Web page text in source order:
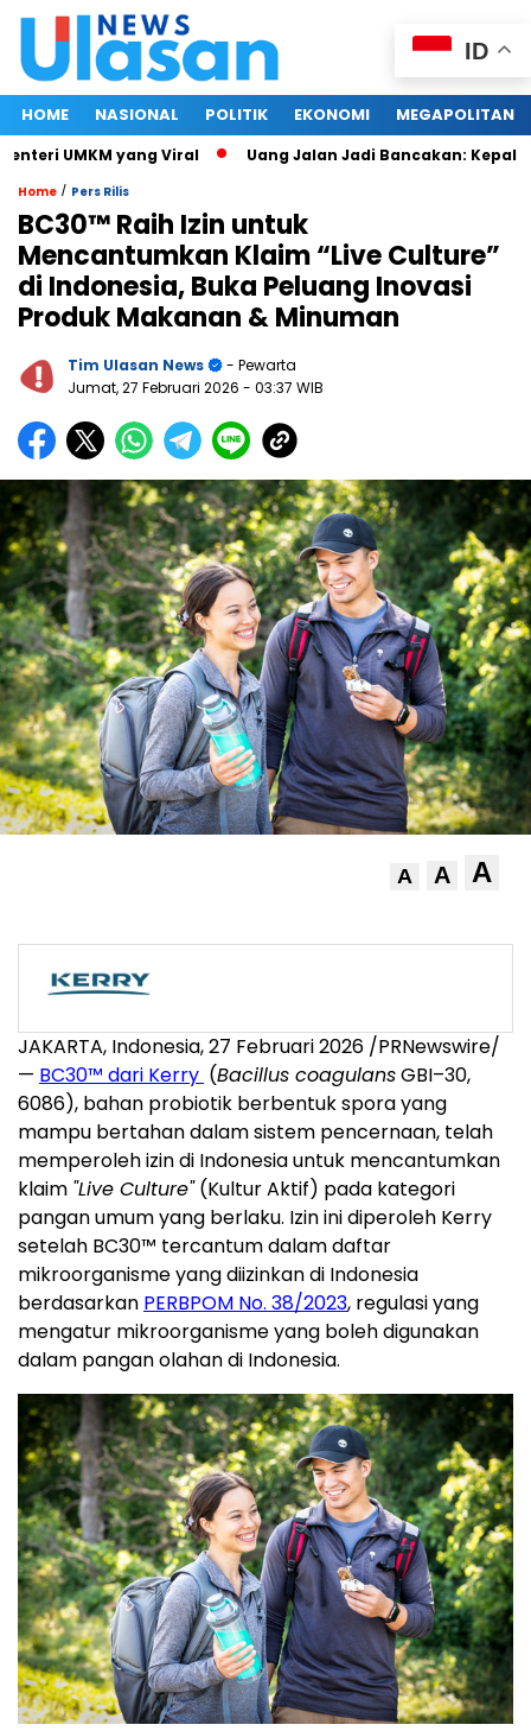
HOME NASIONAL POLITIK EKONOMI MEGAPOLITAN
UMKM yang Viral Uang Jalan Jadi Bancakan: Kepala
Home / Pers Rilis
BC30™ Raih Izin untuk
Mencantumkan Klaim “Live Culture”
di Indonesia, Buka Peluang Inovasi
Produk Makanan & Minuman
Tim Ulasan News
- Pewarta
Jumat, 27 Februari 2026 - 03:37 WIB
A A A
JAKARTA, Indonesia, 27 Februari 2026 /PRNewswire/
— BC30™ dari Kerry (Bacillus coagulansGBI–30,
6086), bahan probiotik berbentuk spora yang
mampu bertahan dalam sistem pencernaan, telah
memperoleh izin di Indonesia untuk mencantumkan
klaim "Live Culture"(Kultur Aktif) pada kategori
pangan umum yang berlaku. Izin ini diperoleh Kerry
setelah BC30™ tercantum dalam daftar
mikroorganisme yang diizinkan di Indonesia
berdasarkan PERBPOM No. 38/2023, regulasi yang
mengatur mikroorganisme yang boleh digunakan
dalam pangan olahan di Indonesia.
ID